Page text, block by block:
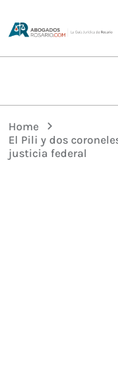
Home
El Pili y dos
justicia federal